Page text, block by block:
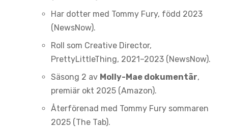
Har dotter med Tommy Fury, född 2023
(NewsNow).
Roll som Creative Director,
PrettyLittleThing, 2021–2023 (NewsNow).
Säsong 2 av Molly-Mae dokumentär,
premiär okt 2025 (Amazon).
Återförenad med Tommy Fury sommaren
2025 (The Tab).